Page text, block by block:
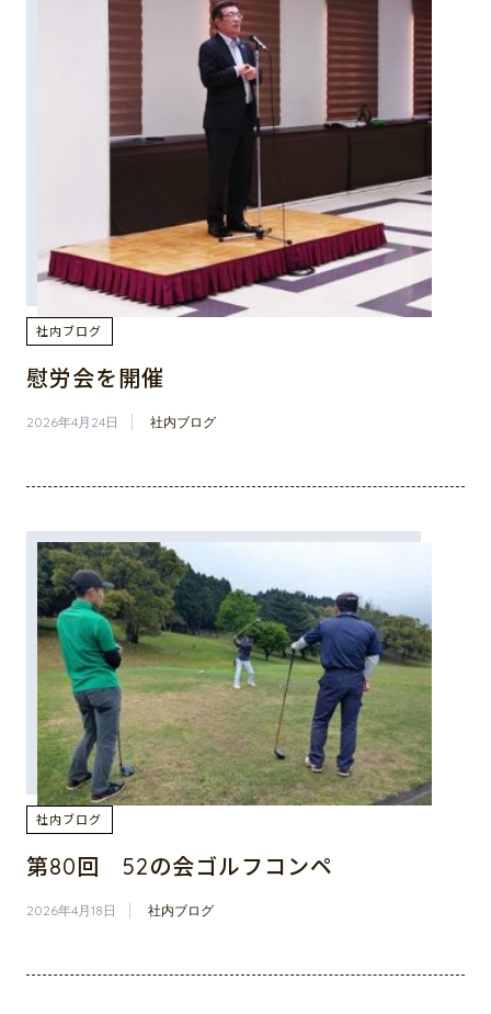
社内ブログ
慰労会を開催
2026年4月24日 社内ブログ
社内ブログ
第80回 52の会ゴルフコンペ
2026年4月18日 社内ブログ